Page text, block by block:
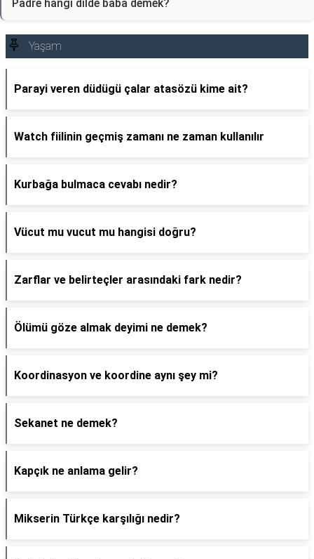
Padre hangi dilde baba demek?
Yaşam
Parayi veren düdügü çalar atasözü kime ait?
Watch fiilinin geçmiş zamanı ne zaman kullanılır
Kurbağa bulmaca cevabı nedir?
Vücut mu vucut mu hangisi doğru?
Zarflar ve belirteçler arasındaki fark nedir?
Ölümü göze almak deyimi ne demek?
Koordinasyon ve koordine aynı şey mi?
Sekanet ne demek?
Kapçık ne anlama gelir?
Mikserin Türkçe karşılığı nedir?